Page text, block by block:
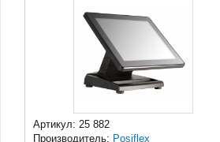
Артикул: 25 882
Производитель: Posiflex